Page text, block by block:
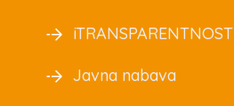
iTRANSPARENTNOST
Javna nabava